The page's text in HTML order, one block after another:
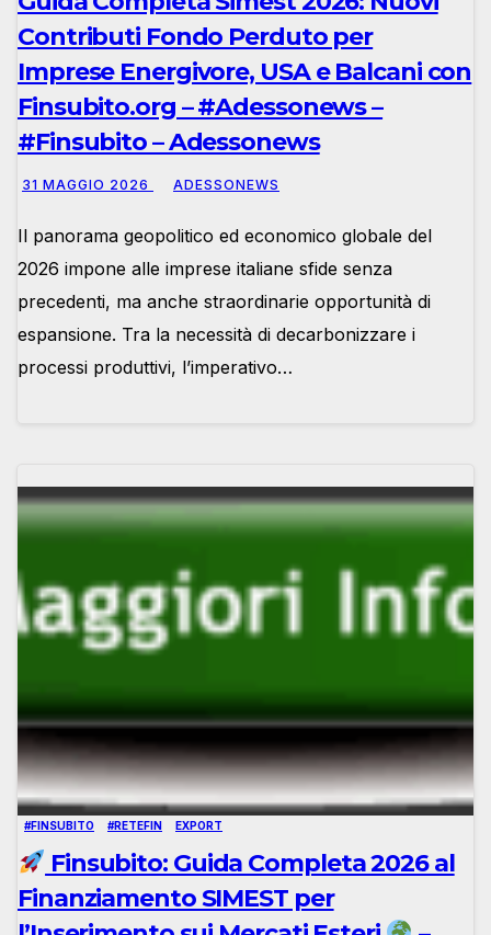
Contributi Fondo Perduto per
Imprese Energivore, USA e Balcani con
Finsubito.org – #Adessonews –
#Finsubito – Adessonews
31 MAGGIO 2026 ADESSONEWS
Il panorama geopolitico ed economico globale del
2026 impone alle imprese italiane sfide senza
precedenti, ma anche straordinarie opportunità di
espansione. Tra la necessità di decarbonizzare i
processi produttivi, l’imperativo…
#FINSUBITO #RETEFIN EXPORT
Finsubito: Guida Completa 2026 al
Finanziamento SIMEST per